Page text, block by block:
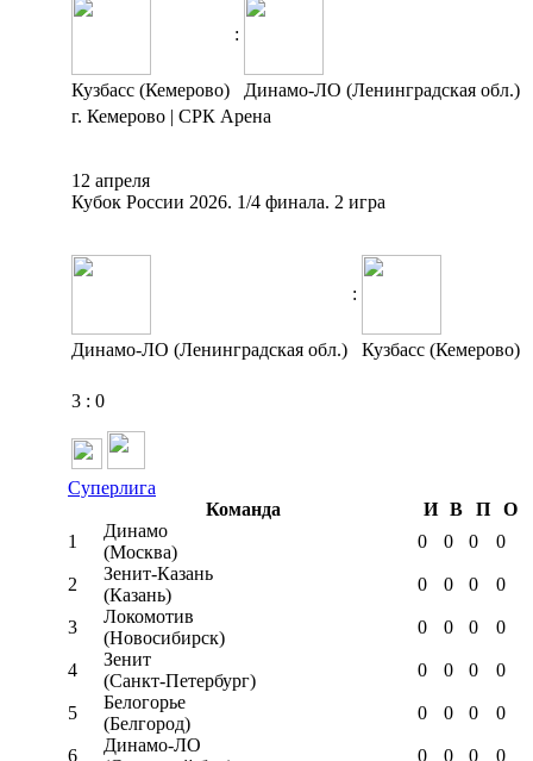
:
Кузбасс (Кемерово)
Динамо-ЛО (Ленинградская обл.)
г. Кемерово | СРК Арена
12 апреля
Кубок России 2026. 1/4 финала. 2 игра
:
Динамо-ЛО (Ленинградская обл.) Кузбасс (Кемерово)
3 : 0
Суперлига
Команда
И В П
О
1
Динамо
(Москва)
0 0 0 0
2
Зенит-Казань
(Казань)
0 0 0 0
3
Локомотив
(Новосибирск)
0 0 0 0
4
Зенит
(Санкт-Петербург)
0 0 0 0
5
Белогорье
(Белгород)
0 0 0 0
6
Динамо-ЛО
0 0 0 0